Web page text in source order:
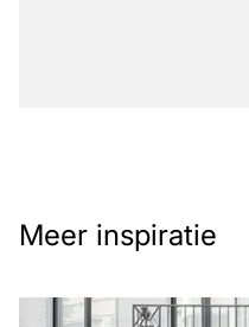
Meer inspiratie